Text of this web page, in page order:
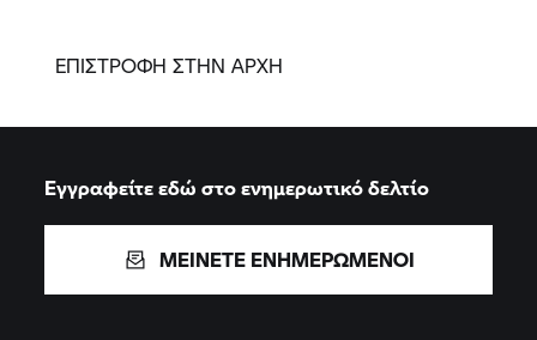
ΕΠΙΣΤΡΟΦΗ ΣΤΗΝ ΑΡΧΗ
Εγγραφείτε εδώ στο ενημερωτικό δελτίο
ΜΕΙΝΕΤΕ ΕΝΗΜΕΡΩΜΕΝΟΙ